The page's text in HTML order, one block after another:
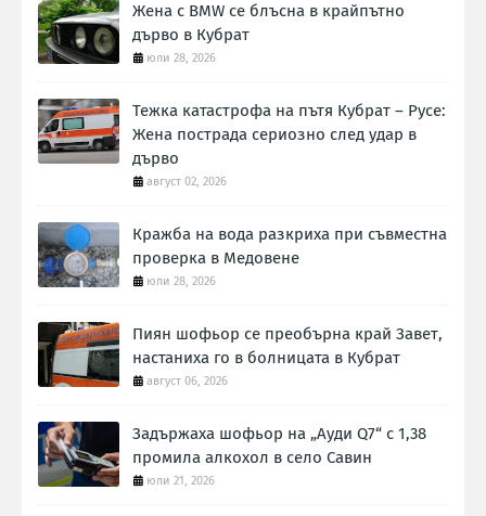
Жена с BMW се блъсна в крайпътно
дърво в Кубрат
юли 28, 2026
Тежка катастрофа на пътя Кубрат – Русе:
Жена пострада сериозно след удар в
дърво
август 02, 2026
Кражба на вода разкриха при съвместна
проверка в Медовене
юли 28, 2026
Пиян шофьор се преобърна край Завет,
настаниха го в болницата в Кубрат
август 06, 2026
Задържаха шофьор на „Ауди Q7“ с 1,38
промила алкохол в село Савин
юли 21, 2026